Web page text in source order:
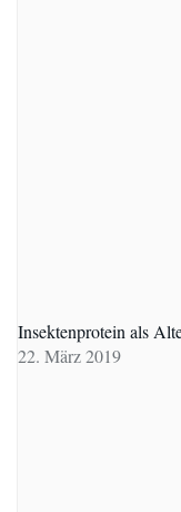
Insektenprotein als
22. März 2019